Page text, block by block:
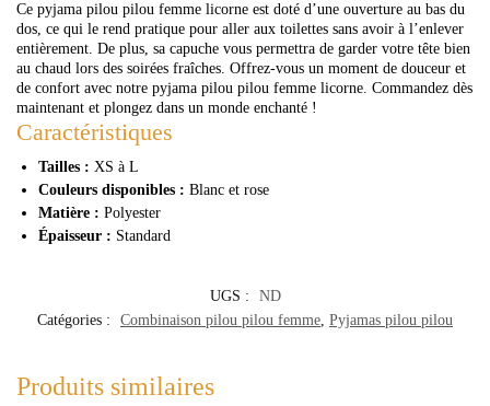
Ce pyjama pilou pilou femme licorne est doté d’une ouverture au bas du
dos, ce qui le rend pratique pour aller aux toilettes sans avoir à l’enlever
entièrement. De plus, sa capuche vous permettra de garder votre tête bien
au chaud lors des soirées fraîches. Offrez-vous un moment de douceur et
de confort avec notre pyjama pilou pilou femme licorne. Commandez dès
maintenant et plongez dans un monde enchanté !
Caractéristiques
Tailles : XS à L
Couleurs disponibles : Blanc et rose
Matière : Polyester
Épaisseur : Standard
UGS :
ND
Catégories :
Combinaison pilou pilou femme, Pyjamas pilou pilou
Produits similaires